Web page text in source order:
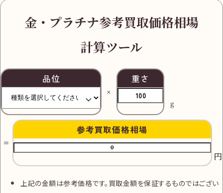
金・プラチナ参考買取価格相場
計算ツール
品位 重さ
g
参考買取価格相場
円
上記の金額は参考価格です。買取金額を保証するものではござい